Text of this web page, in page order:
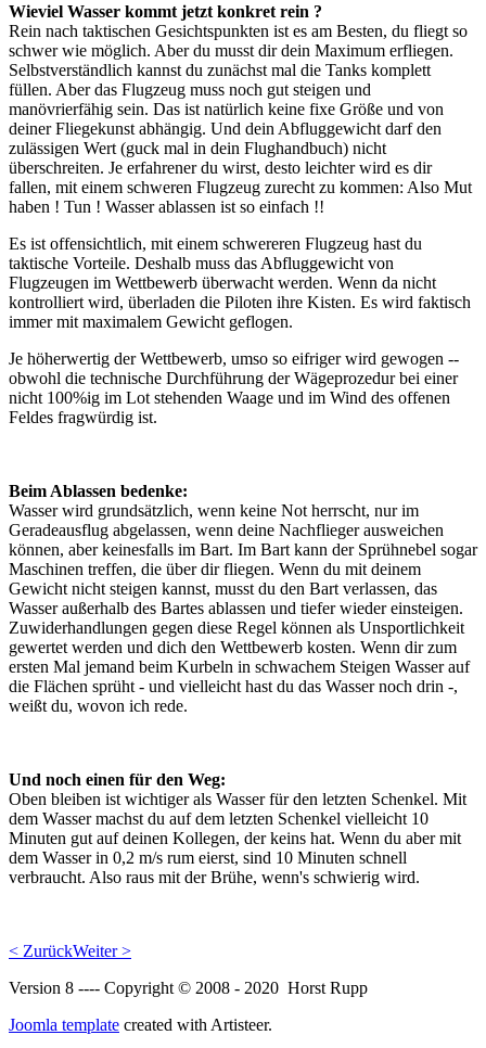
Wieviel Wasser kommt jetzt konkret rein ?
Rein nach taktischen Gesichtspunkten ist es am Besten, du fliegt so
schwer wie möglich. Aber du musst dir dein Maximum erfliegen.
Selbstverständlich kannst du zunächst mal die Tanks komplett
füllen. Aber das Flugzeug muss noch gut steigen und
manövrierfähig sein. Das ist natürlich keine fixe Größe und von
deiner Fliegekunst abhängig. Und dein Abfluggewicht darf den
zulässigen Wert (guck mal in dein Flughandbuch) nicht
überschreiten. Je erfahrener du wirst, desto leichter wird es dir
fallen, mit einem schweren Flugzeug zurecht zu kommen: Also Mut
haben ! Tun ! Wasser ablassen ist so einfach !!
Es ist offensichtlich, mit einem schwereren Flugzeug hast du
taktische Vorteile. Deshalb muss das Abfluggewicht von
Flugzeugen im Wettbewerb überwacht werden. Wenn da nicht
kontrolliert wird, überladen die Piloten ihre Kisten. Es wird faktisch
immer mit maximalem Gewicht geflogen.
Je höherwertig der Wettbewerb, umso so eifriger wird gewogen --
obwohl die technische Durchführung der Wägeprozedur bei einer
nicht 100%ig im Lot stehenden Waage und im Wind des offenen
Feldes fragwürdig ist.
Beim Ablassen bedenke:
Wasser wird grundsätzlich, wenn keine Not herrscht, nur im
Geradeausflug abgelassen, wenn deine Nachflieger ausweichen
können, aber keinesfalls im Bart. Im Bart kann der Sprühnebel sogar
Maschinen treffen, die über dir fliegen. Wenn du mit deinem
Gewicht nicht steigen kannst, musst du den Bart verlassen, das
Wasser außerhalb des Bartes ablassen und tiefer wieder einsteigen.
Zuwiderhandlungen gegen diese Regel können als Unsportlichkeit
gewertet werden und dich den Wettbewerb kosten. Wenn dir zum
ersten Mal jemand beim Kurbeln in schwachem Steigen Wasser auf
die Flächen sprüht - und vielleicht hast du das Wasser noch drin -,
weißt du, wovon ich rede.
Und noch einen für den Weg:
Oben bleiben ist wichtiger als Wasser für den letzten Schenkel. Mit
dem Wasser machst du auf dem letzten Schenkel vielleicht 10
Minuten gut auf deinen Kollegen, der keins hat. Wenn du aber mit
dem Wasser in 0,2 m/s rum eierst, sind 10 Minuten schnell
verbraucht. Also raus mit der Brühe, wenn's schwierig wird.
< ZurückWeiter >
Version 8 ---- Copyright © 2008 - 2020 Horst Rupp
Joomla template created with Artisteer.